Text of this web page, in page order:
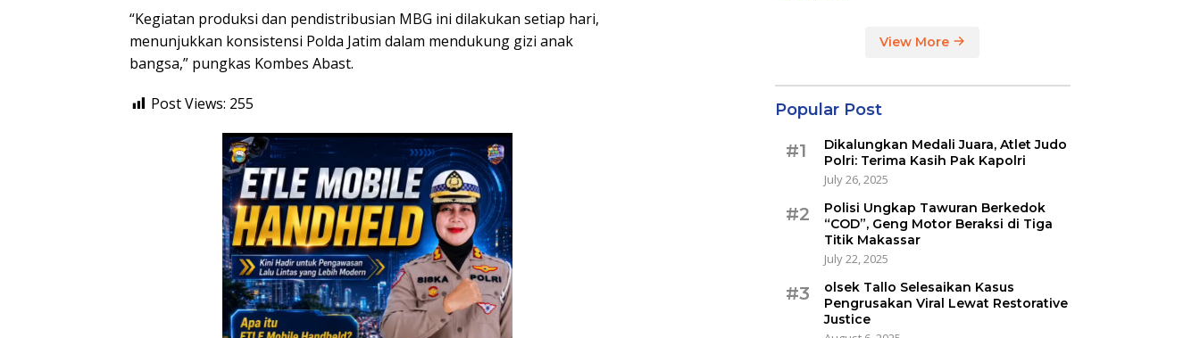
“Kegiatan produksi dan pendistribusian MBG ini dilakukan setiap hari,
menunjukkan konsistensi Polda Jatim dalam mendukung gizi anak
bangsa,” pungkas Kombes Abast.
Post Views: 255
View More
Popular Post
#1
Dikalungkan Medali Juara, Atlet Judo
Polri: Terima Kasih Pak Kapolri
July 26, 2025
#2
Polisi Ungkap Tawuran Berkedok
“COD”, Geng Motor Beraksi di Tiga
Titik Makassar
July 22, 2025
#3
olsek Tallo Selesaikan Kasus
Pengrusakan Viral Lewat Restorative
Justice